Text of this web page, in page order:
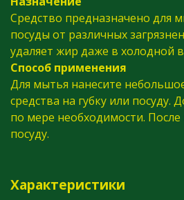
Средство предназначено для
посуды от различных
удаляет жир даже в холодной
Способ применения
Для мытья нанесите
средства на губку или посуду.
по мере необходимости.
посуду.
Характеристики